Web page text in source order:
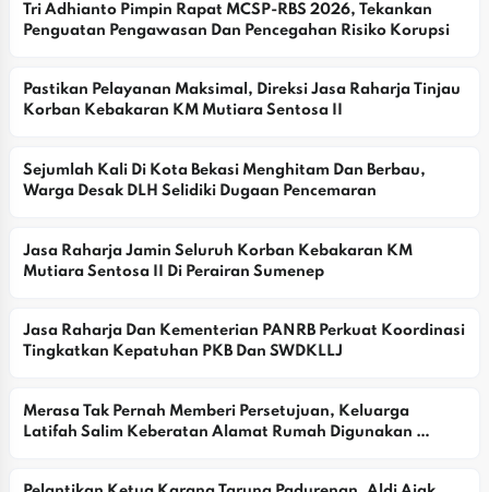
Tri Adhianto Pimpin Rapat MCSP-RBS 2026, Tekankan
Penguatan Pengawasan Dan Pencegahan Risiko Korupsi
Pastikan Pelayanan Maksimal, Direksi Jasa Raharja Tinjau
Korban Kebakaran KM Mutiara Sentosa II
Sejumlah Kali Di Kota Bekasi Menghitam Dan Berbau,
Warga Desak DLH Selidiki Dugaan Pencemaran
Jasa Raharja Jamin Seluruh Korban Kebakaran KM
Mutiara Sentosa II Di Perairan Sumenep
Jasa Raharja Dan Kementerian PANRB Perkuat Koordinasi
Tingkatkan Kepatuhan PKB Dan SWDKLLJ
Merasa Tak Pernah Memberi Persetujuan, Keluarga
Latifah Salim Keberatan Alamat Rumah Digunakan